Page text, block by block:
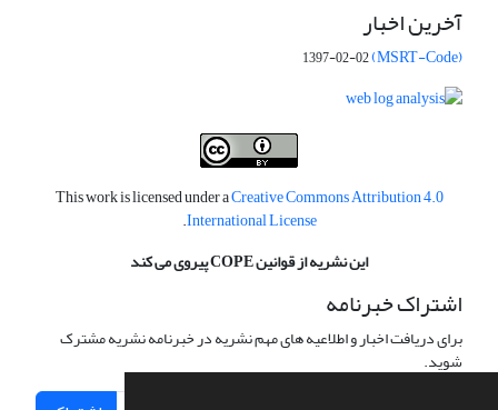
آخرین اخبار
(MSRT-Code)
1397-02-02
This work is licensed under aCreative Commons Attribution 4.0
International License
.
این نشریه از قوانین COPE پیروی می کند
اشتراک خبرنامه
برای دریافت اخبار و اطلاعیه های مهم نشریه در خبرنامه نشریه مشترک
شوید.